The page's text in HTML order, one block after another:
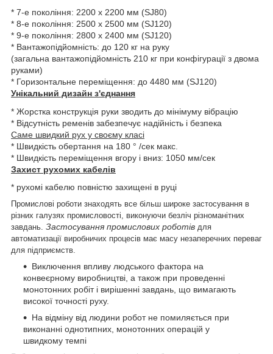
* 7-е покоління: 2200 x 2200 мм (SJ80)
* 8-е покоління: 2500 x 2500 мм (SJ120)
* 9-е покоління: 2800 x 2400 мм (SJ120)
* Вантажопідйомність: до 120 кг на руку
(загальна вантажопідйомність 210 кг при конфігурації з двома
руками)
* Горизонтальне переміщення: до 4480 мм (SJ120)
Унікальний дизайн з'єднання
* Жорстка конструкція руки зводить до мінімуму вібрацію
* Відсутність ременів забезпечує надійність і безпека
Саме швидкий рух у своєму класі
* Швидкість обертання на 180 ° /сек макс.
* Швидкість переміщення вгору і вниз: 1050 мм/сек
Захист рухомих кабелів
* рухомі кабелю повністю захищені в руці
Промислові роботи знаходять все більш широке застосування в
різних галузях промисловості, виконуючи безліч різноманітних
завдань. Застосування промислових роботів для
автоматизації виробничих процесів має масу незаперечних переваг
для підприємств.
Виключення впливу людського фактора на
конвеєрному виробництві, а також при проведенні
монотонних робіт і вирішенні завдань, що вимагають
високої точності руху.
На відміну від людини робот не помиляється при
виконанні однотипних, монотонних операцій у
швидкому темпі